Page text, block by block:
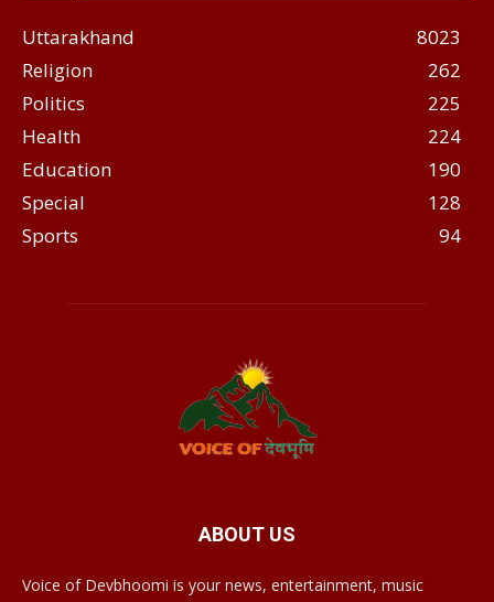
Uttarakhand
8023
Religion
262
Politics
225
Health
224
Education
190
Special
128
Sports
94
ABOUT US
Voice of Devbhoomi is your news, entertainment, music